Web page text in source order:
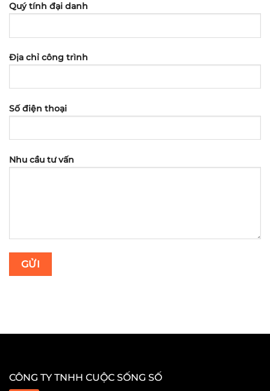
Quý tính đại danh
Địa chỉ công trình
Số điện thoại
Nhu cầu tư vấn
CÔNG TY TNHH CUỘC SỐNG SỐ